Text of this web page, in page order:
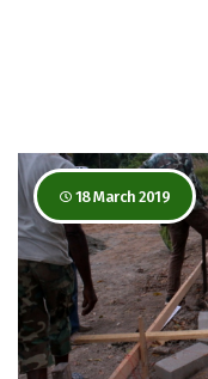
18 March 2019